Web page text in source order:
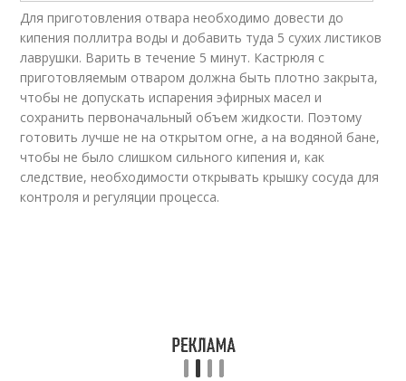
Для приготовления отвара необходимо довести до
кипения поллитра воды и добавить туда 5 сухих листиков
лаврушки. Варить в течение 5 минут. Кастрюля с
приготовляемым отваром должна быть плотно закрыта,
чтобы не допускать испарения эфирных масел и
сохранить первоначальный объем жидкости. Поэтому
готовить лучше не на открытом огне, а на водяной бане,
чтобы не было слишком сильного кипения и, как
следствие, необходимости открывать крышку сосуда для
контроля и регуляции процесса.